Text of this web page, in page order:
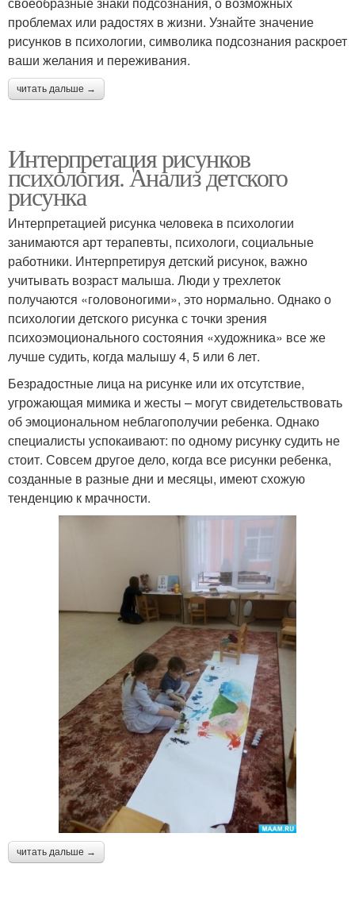
проблемах или радостях в жизни. Узнайте значение
рисунков в психологии, символика подсознания раскроет
ваши желания и переживания.
читать дальше →
Интерпретация рисунков
психология. Анализ детского
рисунка
Интерпретацией рисунка человека в психологии
занимаются арт терапевты, психологи, социальные
работники. Интерпретируя детский рисунок, важно
учитывать возраст малыша. Люди у трехлеток
получаются «головоногими», это нормально. Однако о
психологии детского рисунка с точки зрения
психоэмоционального состояния «художника» все же
лучше судить, когда малышу 4, 5 или 6 лет.
Безрадостные лица на рисунке или их отсутствие,
угрожающая мимика и жесты – могут свидетельствовать
об эмоциональном неблагополучии ребенка. Однако
специалисты успокаивают: по одному рисунку судить не
стоит. Совсем другое дело, когда все рисунки ребенка,
созданные в разные дни и месяцы, имеют схожую
тенденцию к мрачности.
читать дальше →